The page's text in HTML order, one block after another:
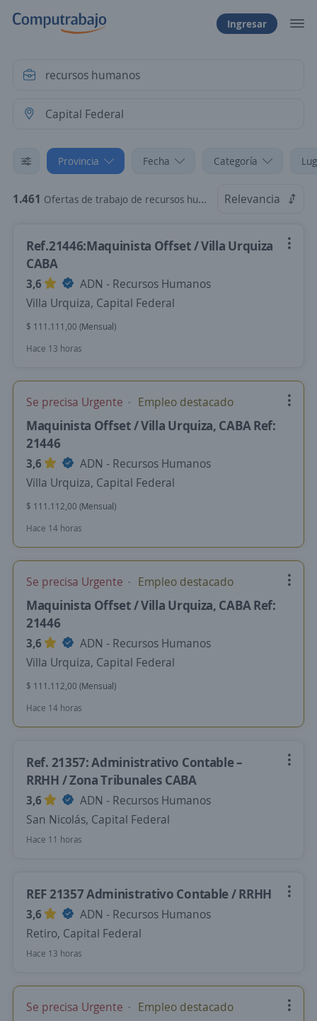
Ingresar
Provincia Fecha Categoría
1.461 Ofertas de trabajo de recursos humanos en Capital Federal Relevancia
Ref.21446:Maquinista Offset / Villa Urquiza
CABA
3,6
ADN - Recursos Humanos
Villa Urquiza, Capital Federal
$ 111.111,00 (Mensual)
Hace 13 horas
Se precisa Urgente Empleo destacado
Maquinista Offset / Villa Urquiza, CABA Ref:
21446
3,6
ADN - Recursos Humanos
Villa Urquiza, Capital Federal
$ 111.112,00 (Mensual)
Hace 14 horas
Se precisa Urgente Empleo destacado
Maquinista Offset / Villa Urquiza, CABA Ref:
21446
3,6
ADN - Recursos Humanos
Villa Urquiza, Capital Federal
$ 111.112,00 (Mensual)
Hace 14 horas
Ref. 21357: Administrativo Contable –
RRHH / Zona Tribunales CABA
3,6
ADN - Recursos Humanos
San Nicolás, Capital Federal
Hace 11 horas
REF 21357 Administrativo Contable / RRHH
3,6
ADN - Recursos Humanos
Retiro, Capital Federal
Hace 13 horas
Se precisa Urgente Empleo destacado